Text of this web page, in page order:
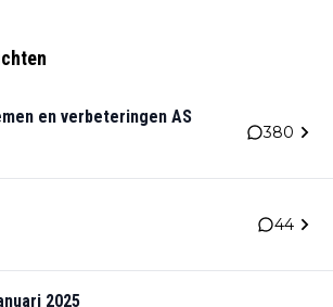
en verbeteringen AS
380
44
2025